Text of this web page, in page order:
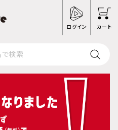
ログイン カート